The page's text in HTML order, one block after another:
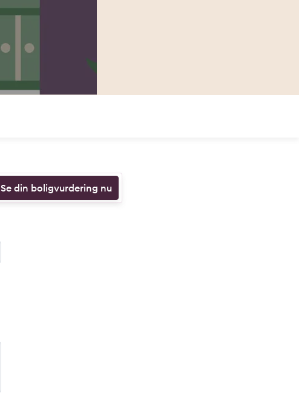
Se din boligvurdering nu